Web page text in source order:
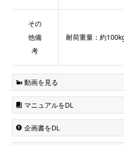
その
他備
考
耐荷重量：約
動画を見る
マニュアルをDL
企画書をDL